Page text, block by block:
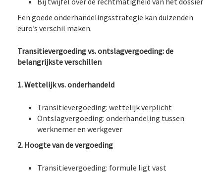
Een goede onderhandelingsstrategie kan duizenden
euro’s verschil maken.
Transitievergoeding vs. ontslagvergoeding: de
belangrijkste verschillen
1. Wettelijk vs. onderhandeld
Transitievergoeding: wettelijk verplicht
Ontslagvergoeding: onderhandeling tussen
werknemer en werkgever
2. Hoogte van de vergoeding
Transitievergoeding: formule ligt vast